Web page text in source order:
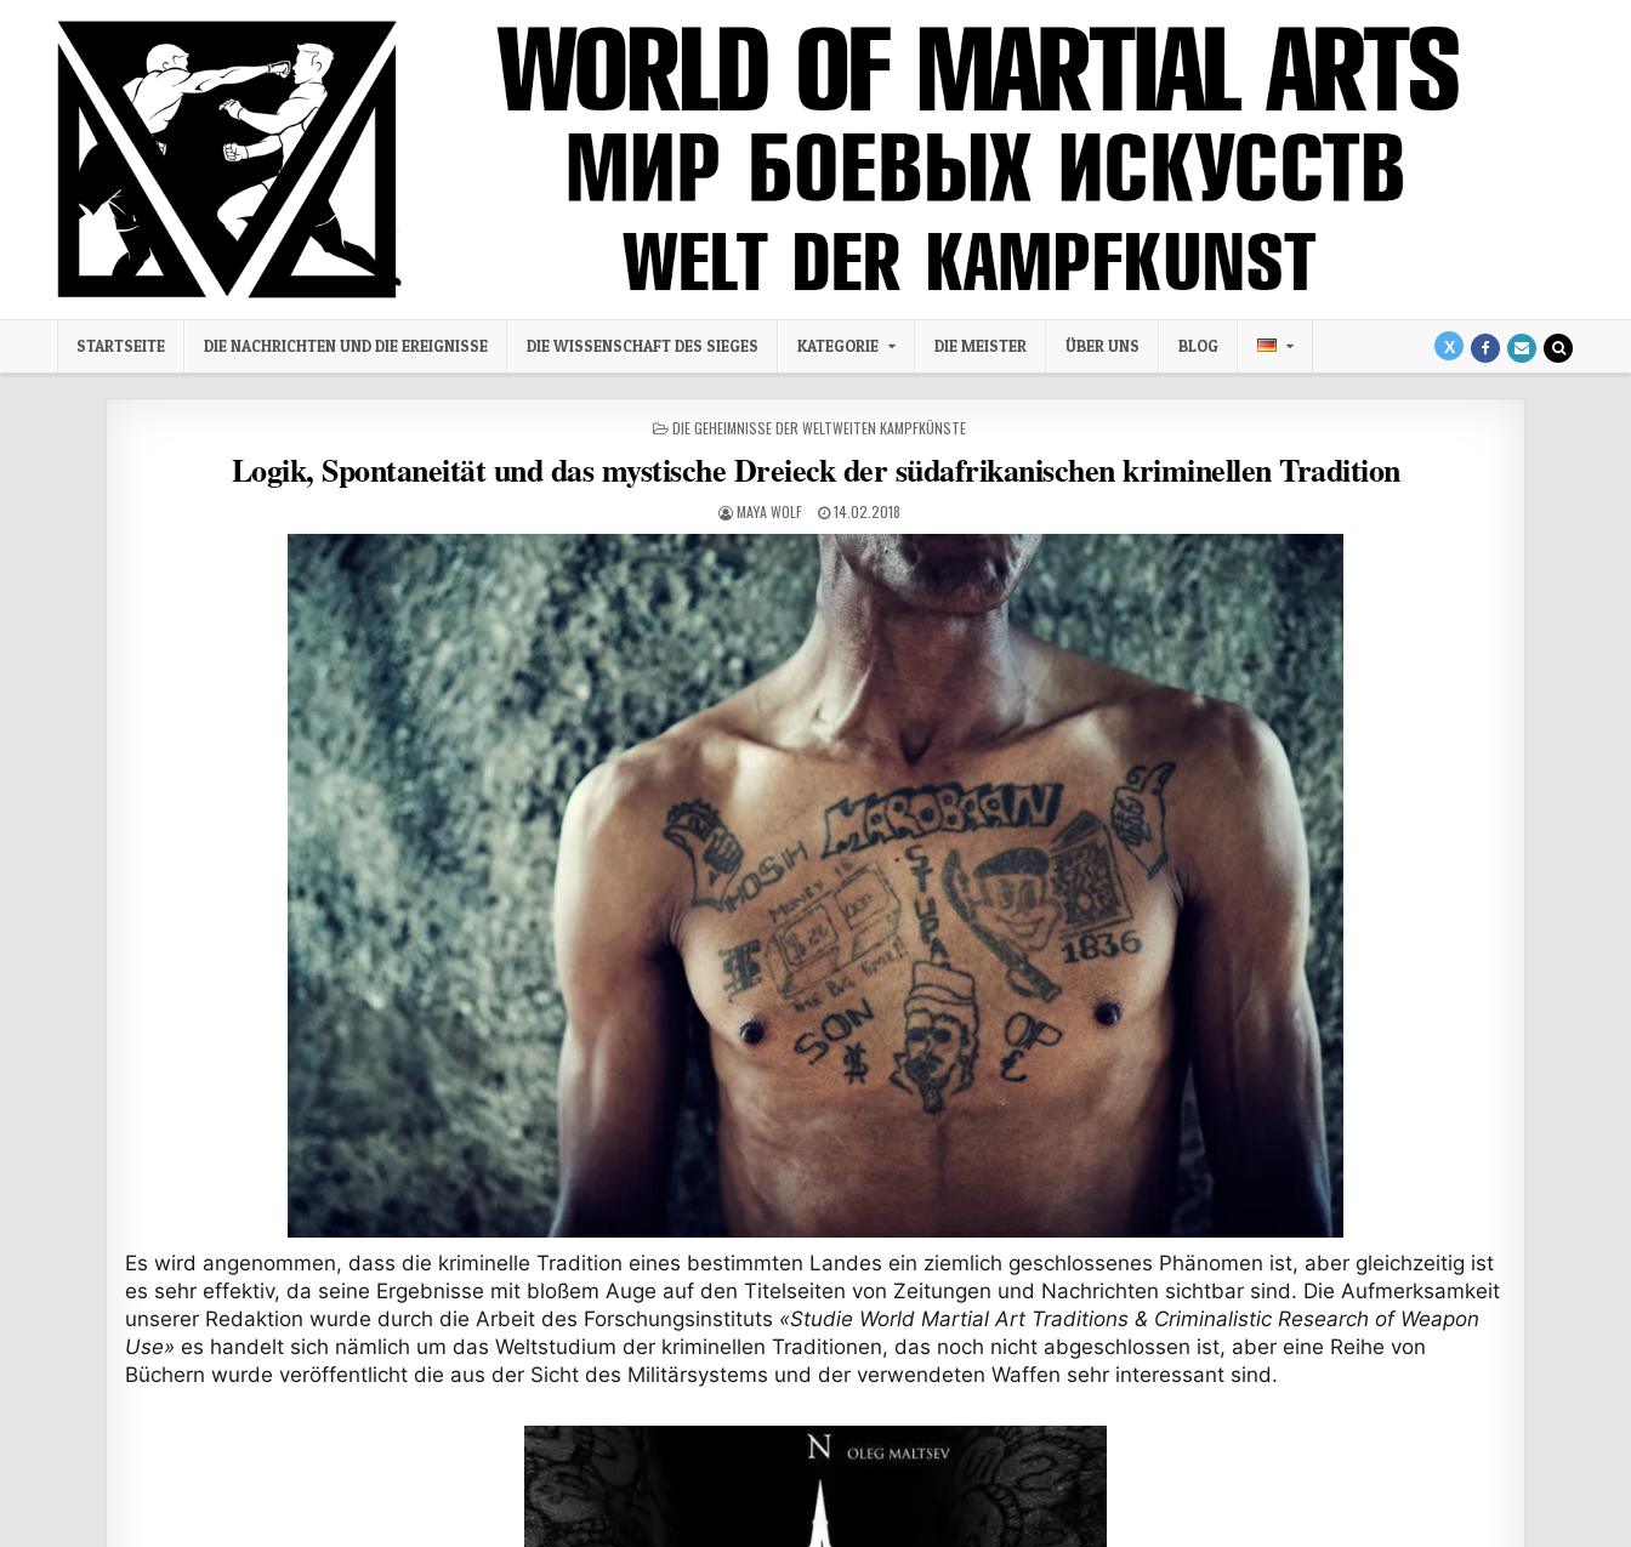
STARTSEITE DIE NACHRICHTEN UND DIE EREIGNISSE DIE WISSENSCHAFT DES SIEGES KATEGORIE DIE MEISTER ÜBER UNS BLOG
POSTED IN
DIE GEHEIMNISSE DER WELTWEITEN KAMPFKÜNSTE
Logik, Spontaneität und das mystische Dreieck der südafrikanischen kriminellen Tradition
AUTHOR:
MAYA WOLF PUBLISHED DATE:
14.02.2018
Es wird angenommen, dass die kriminelle Tradition eines bestimmten Landes ein ziemlich geschlossenes Phänomen ist, aber gleichzeitig ist
es sehr effektiv, da seine Ergebnisse mit bloßem Auge auf den Titelseiten von Zeitungen und Nachrichten sichtbar sind. Die Aufmerksamkeit
unserer Redaktion wurde durch die Arbeit des Forschungsinstituts «Studie World Martial Art Traditions & Criminalistic Research of Weapon
Use» es handelt sich nämlich um das Weltstudium der kriminellen Traditionen, das noch nicht abgeschlossen ist, aber eine Reihe von
Büchern wurde veröffentlicht die aus der Sicht des Militärsystems und der verwendeten Waffen sehr interessant sind.